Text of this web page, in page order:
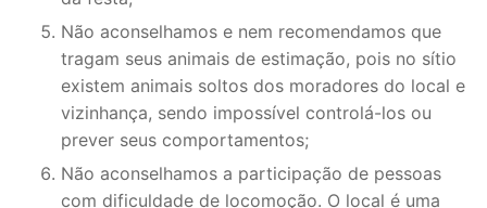
Não aconselhamos e nem recomendamos que
tragam seus animais de estimação, pois no sítio
existem animais soltos dos moradores do local e
vizinhança, sendo impossível controlá-los ou
prever seus comportamentos;
Não aconselhamos a participação de pessoas
com dificuldade de locomoção. O local é uma